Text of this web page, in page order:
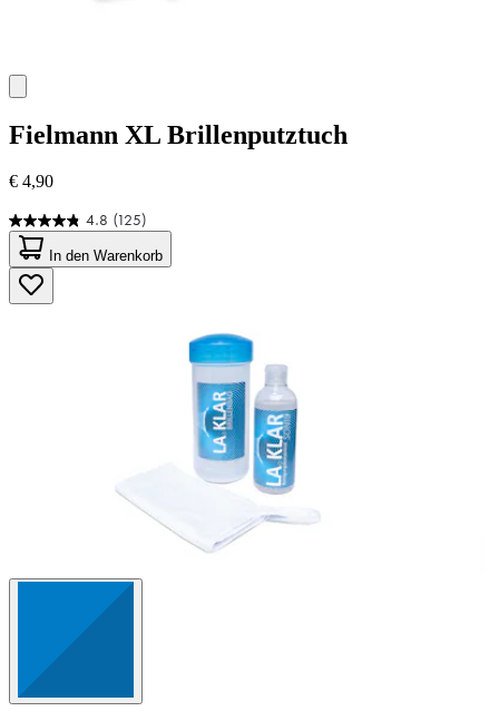
Fielmann XL Brillenputztuch
€ 4,90
4.8 (125)
4.8
von
5
Sternen.
125
In den Warenkorb